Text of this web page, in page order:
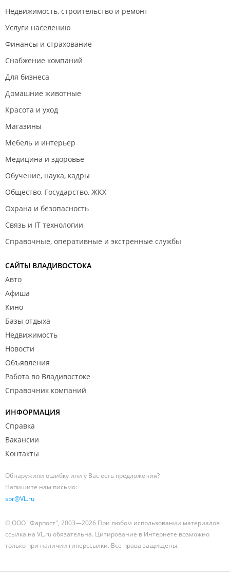
Недвижимость, строительство и ремонт
Услуги населению
Финансы и страхование
Снабжение компаний
Для бизнеса
Домашние животные
Красота и уход
Магазины
Мебель и интерьер
Медицина и здоровье
Обучение, наука, кадры
Общество, Государство, ЖКХ
Охрана и безопасность
Связь и IT технологии
Справочные, оперативные и экстренные службы
САЙТЫ ВЛАДИВОСТОКА
Авто
Афиша
Кино
Базы отдыха
Недвижимость
Новости
Объявления
Работа во Владивостоке
Справочник компаний
ИНФОРМАЦИЯ
Справка
Вакансии
Контакты
Обнаружили ошибку или у Вас есть предложения?
Напишите нам письмо:
spr@VL.ru
© ООО "Фарпост", 2003—2026 При любом использовании материалов
ссылка на VL.ru обязательна. Цитирование в Интернете возможно
только при наличии гиперссылки. Все права защищены.